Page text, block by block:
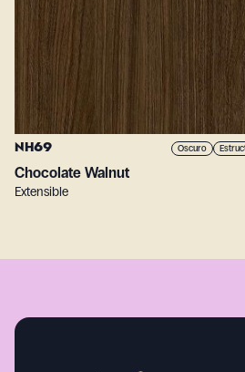
NH69 Oscuro
Chocolate Walnut
Extensible